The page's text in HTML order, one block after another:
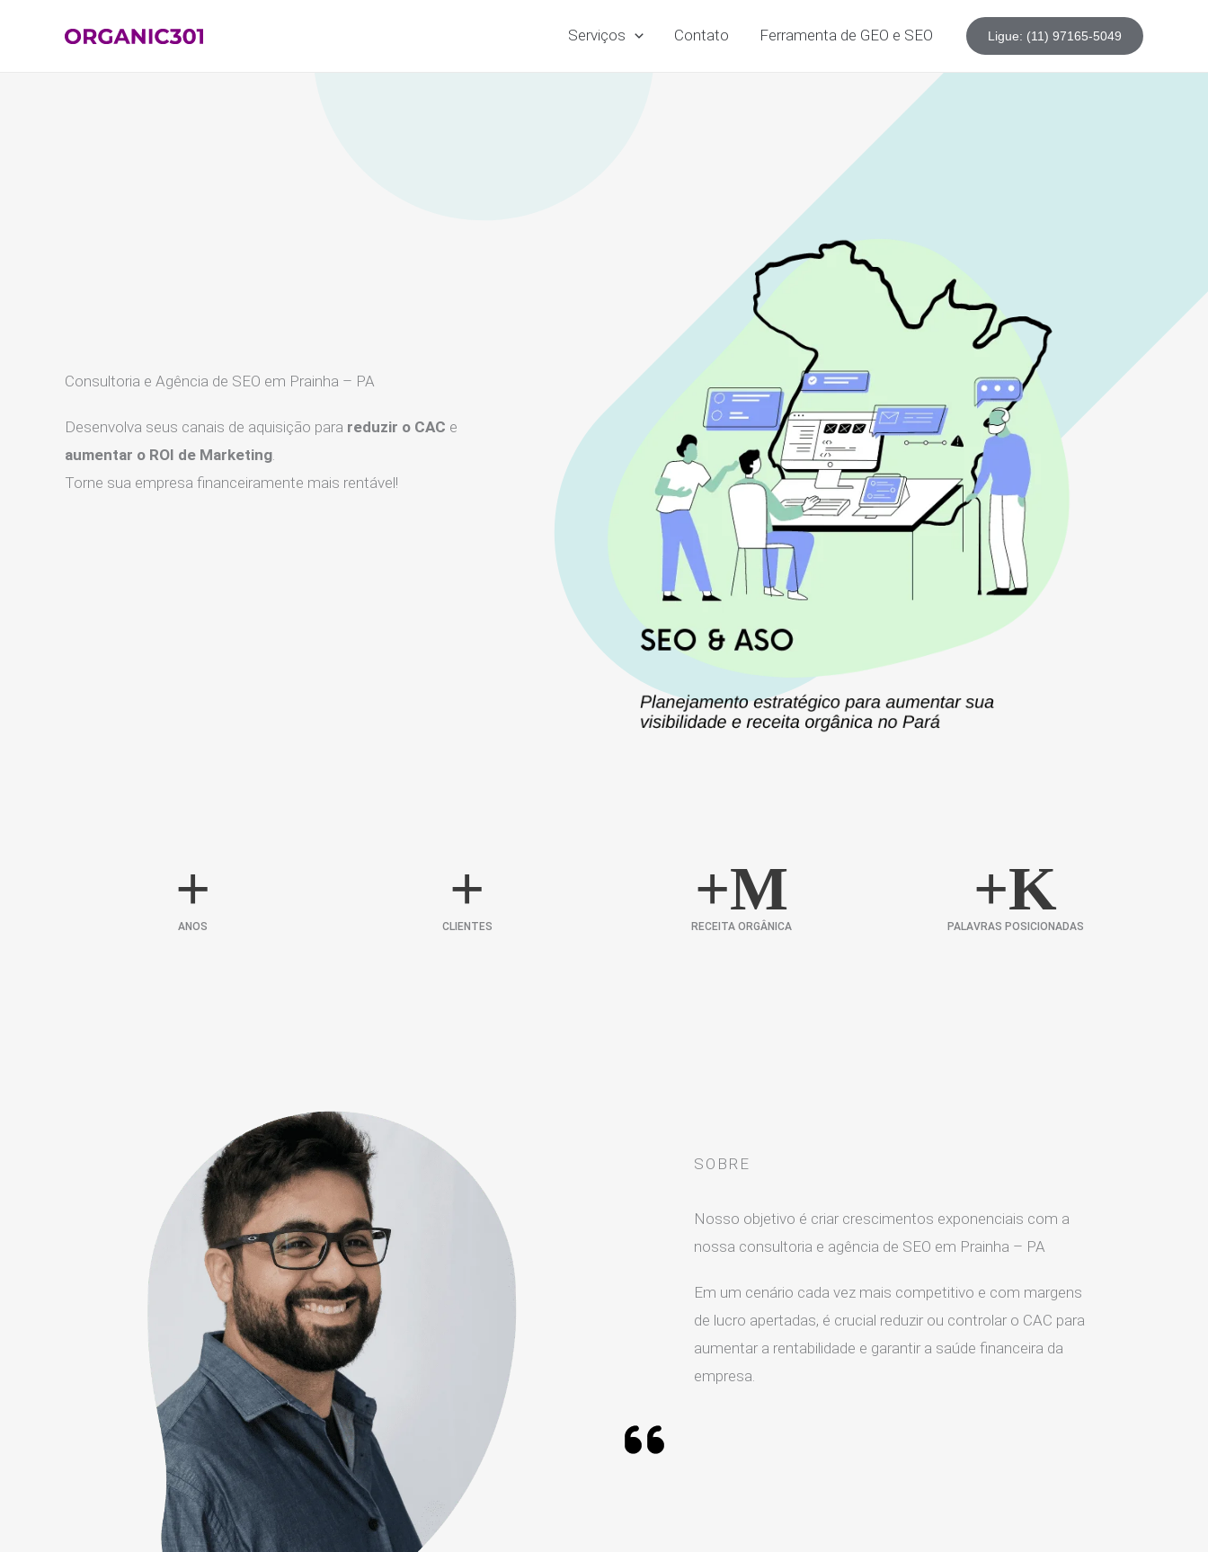
Serviços Contato Ferramenta de GEO e SEO Ligue: (11) 97165-5049
Consultoria e Agência de SEO em Prainha – PA
Desenvolva seus canais de aquisição para reduzir o CAC e
aumentar o ROI de Marketing.
Torne sua empresa financeiramente mais rentável!
+
ANOS
+
CLIENTES
+M
RECEITA ORGÂNICA
+K
PALAVRAS POSICIONADAS
SOBRE
Nosso objetivo é criar crescimentos exponenciais com a
nossa consultoria e agência de SEO em Prainha – PA
Em um cenário cada vez mais competitivo e com margens
de lucro apertadas, é crucial reduzir ou controlar o CAC para
aumentar a rentabilidade e garantir a saúde financeira da
empresa.